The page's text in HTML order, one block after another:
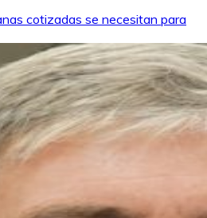
cotizadas se necesitan para